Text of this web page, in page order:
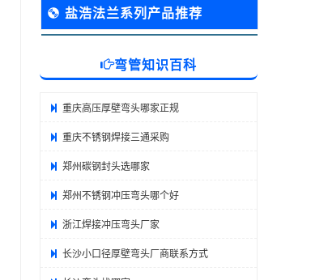
盐浩法兰系列产品推荐
弯管知识百科
重庆高压厚壁弯头哪家正规
重庆不锈钢焊接三通采购
郑州碳钢封头选哪家
郑州不锈钢冲压弯头哪个好
浙江焊接冲压弯头厂家
长沙小口径厚壁弯头厂商联系方式